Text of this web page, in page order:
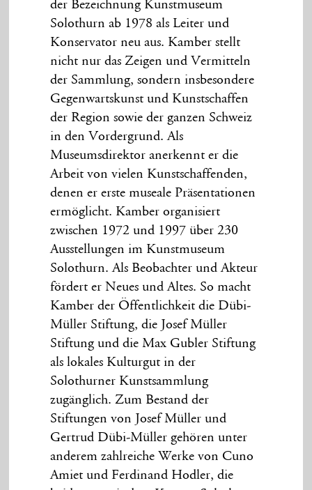
der Bezeichnung Kunstmuseum
Solothurn ab 1978 als Leiter und
Konservator neu aus. Kamber stellt
nicht nur das Zeigen und Vermitteln
der Sammlung, sondern insbesondere
Gegenwartskunst und Kunstschaffen
der Region sowie der ganzen Schweiz
in den Vordergrund. Als
Museumsdirektor anerkennt er die
Arbeit von vielen Kunstschaffenden,
denen er erste museale Präsentationen
ermöglicht. Kamber organisiert
zwischen 1972 und 1997 über 230
Ausstellungen im Kunstmuseum
Solothurn. Als Beobachter und Akteur
fördert er Neues und Altes. So macht
Kamber der Öffentlichkeit die Dübi-
Müller Stiftung, die Josef Müller
Stiftung und die Max Gubler Stiftung
als lokales Kulturgut in der
Solothurner Kunstsammlung
zugänglich. Zum Bestand der
Stiftungen von Josef Müller und
Gertrud Dübi-Müller gehören unter
anderem zahlreiche Werke von Cuno
Amiet und Ferdinand Hodler, die